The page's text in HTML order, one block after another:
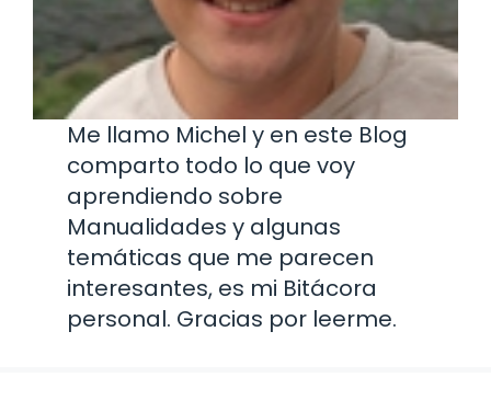
Me llamo Michel y en este Blog
comparto todo lo que voy
aprendiendo sobre
Manualidades y algunas
temáticas que me parecen
interesantes, es mi Bitácora
personal. Gracias por leerme.